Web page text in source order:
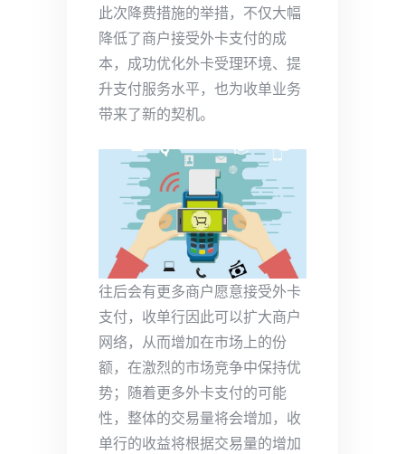
此次降费措施的举措，不仅大幅
降低了商户接受外卡支付的成
本，成功优化外卡受理环境、提
升支付服务水平，也为收单业务
带来了新的契机。
往后会有更多商户愿意接受外卡
支付，收单行因此可以扩大商户
网络，从而增加在市场上的份
额，在激烈的市场竞争中保持优
势；随着更多外卡支付的可能
性，整体的交易量将会增加，收
单行的收益将根据交易量的增加